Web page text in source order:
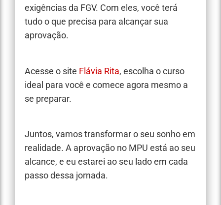
exigências da FGV. Com eles, você terá
tudo o que precisa para alcançar sua
aprovação.
Acesse o site Flávia Rita, escolha o curso
ideal para você e comece agora mesmo a
se preparar.
Juntos, vamos transformar o seu sonho em
realidade. A aprovação no MPU está ao seu
alcance, e eu estarei ao seu lado em cada
passo dessa jornada.